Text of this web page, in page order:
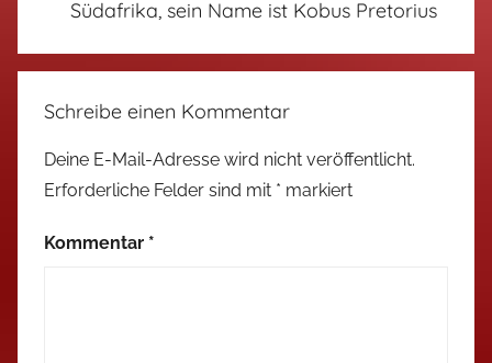
Südafrika, sein Name ist Kobus Pretorius
Schreibe einen Kommentar
Deine E-Mail-Adresse wird nicht veröffentlicht.
Erforderliche Felder sind mit * markiert
Kommentar *